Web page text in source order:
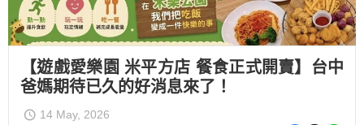
【遊戲愛樂園 米平方店 餐食正式開賣】台中
爸媽期待已久的好消息來了！
14 May, 2026